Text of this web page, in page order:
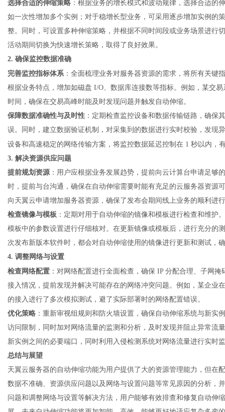
选择合适的伸缩策略 ：根据业务的增长模式和波动规律，选择合适的
如一次性增加多个实例；对于稳增长型业务，可采用逐步增加实例的
整。同时，可设置多种伸缩策略，并根据不同时间段或业务场景进行
活动期间切换为快速增长策略，取得了良好效果。
2. 确保监控数据准确
完善监控指标体系：全面梳理业务对服务器资源的需求，将所有关键
根据业务特点，增加如磁盘 I/O、数据库连接数等指标。例如，某交
时间，确保在交易高峰时能及时发现问题并触发自动伸缩。
保障数据准确性与及时性 ：定期检查监控设备和数据传输链路，确保
误。同时，建立数据验证机制，对采集到的数据进行实时校验，发现
设备和高速稳定的网络传输方案，将监控数据延迟控制在 1 秒以内，
3. 解决资源供应问题
提前规划资源：用户应根据业务发展趋势，提前向云计算台申请足够
时，提前与台沟通，确保在自动伸缩需要时能有充足的云服务器资源
向天翼云申请增加服务器资源，确保了发布会期间线上业务的顺利进
检查镜像与模板 ：定期对用于自动伸缩的镜像和模板进行检查和维
模板中的参数设置进行仔细核对。在更新镜像或模板后，进行充分的
次发布新版本软件时，都会对自动伸缩使用的镜像进行更新和测试，
4. 调整网络与设置
检查网络配置 ：对网络配置进行全面检查，确保 IP 分配合理、子网掩
接入情况，提前发现并解决可能存在的网络冲突问题。例如，某企业
的接入进行了多次模拟测试，避了实际部署时的网络配置错误。
优化策略 ：重新审视组规则和防火墙设置，确保自动伸缩系统与新
访问限制，同时加对网络流量的监测和分析，及时发现并阻止异常流
新实例之间的必要端口，同时利用入侵检测系统对网络流量进行实时
总结与展望
天翼云服务器的自动伸缩功能为用户提供了大的资源管理能力，但在
数据不准确、资源供应问题以及网络与设置问题等常见原因的分析，
问题和调整网络与设置等解决方法，用户能够有效排查和修复自动伸